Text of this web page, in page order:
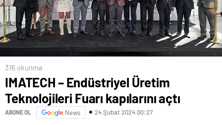
316 okunma
IMATECH – Endüstriyel Üretim
Teknolojileri Fuarı kapılarını açtı
ABONE OL News 24 Şubat 2024 00:27